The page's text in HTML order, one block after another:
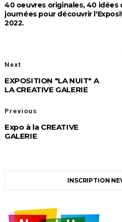
40 oeuvres originales, 40
journées pour découvrir
2022.
Next
EXPOSITION "LA NUIT" A
LA CREATIVE GALERIE
Previous
Expo à la CREATIVE
GALERIE
INSCRIPTION